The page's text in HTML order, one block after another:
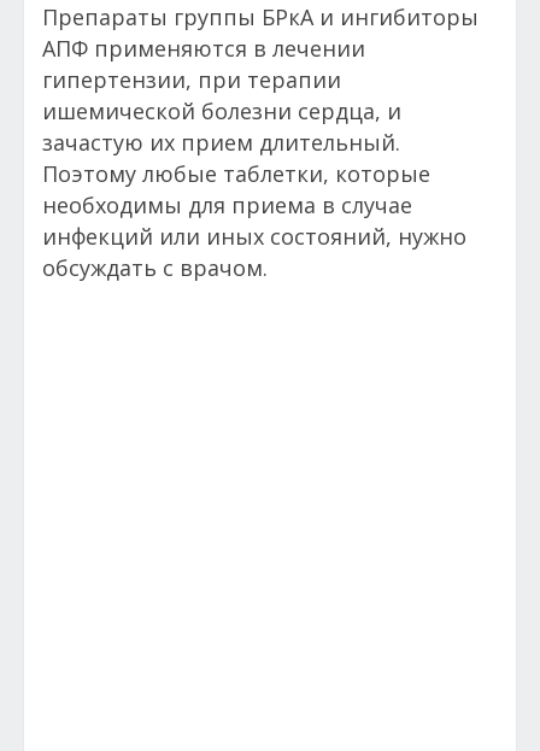
Препараты группы БРкА и ингибиторы
АПФ применяются в лечении
гипертензии, при терапии
ишемической болезни сердца, и
зачастую их прием длительный.
Поэтому любые таблетки, которые
необходимы для приема в случае
инфекций или иных состояний, нужно
обсуждать с врачом.